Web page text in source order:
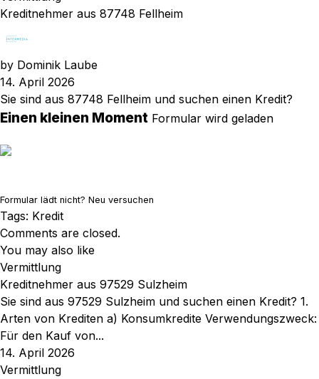
Kreditnehmer aus 87748 Fellheim
by Dominik Laube
14. April 2026
Sie sind aus 87748 Fellheim und suchen einen Kredit?
Einen kleinen Moment Formular wird geladen
Formular lädt nicht? Neu versuchen
Tags: Kredit
Comments are closed.
You may also like
Vermittlung
Kreditnehmer aus 97529 Sulzheim
Sie sind aus 97529 Sulzheim und suchen einen Kredit? 1.
Arten von Krediten a) Konsumkredite Verwendungszweck:
Für den Kauf von...
14. April 2026
Vermittlung